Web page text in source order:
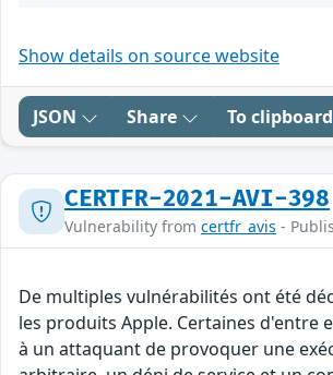
Show details on source website
JSON Share To clipboard
CERTFR-2021-AVI-398
Vulnerability from certfr_avis -
De multiples vulnérabilités ont été
les produits Apple. Certaines d'entre
à un attaquant de provoquer une